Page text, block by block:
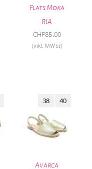
Flats Moka
RIA
CHF85.00
(inkl. MWSt)
Avarca
38 40